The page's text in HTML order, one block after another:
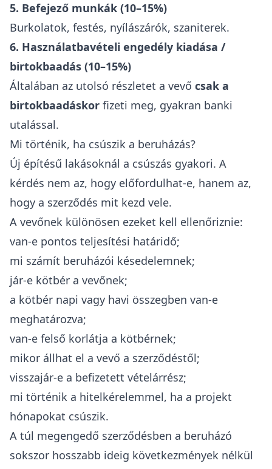
5. Befejező munkák (10–15%)
Burkolatok, festés, nyílászárók, szaniterek.
6. Használatbavételi engedély kiadása /
birtokbaadás (10–15%)
Általában az utolsó részletet a vevő csak a
birtokbaadáskor fizeti meg, gyakran banki
utalással.
Mi történik, ha csúszik a beruházás?
Új építésű lakásoknál a csúszás gyakori. A
kérdés nem az, hogy előfordulhat-e, hanem az,
hogy a szerződés mit kezd vele.
A vevőnek különösen ezeket kell ellenőriznie:
van-e pontos teljesítési határidő;
mi számít beruházói késedelemnek;
jár-e kötbér a vevőnek;
a kötbér napi vagy havi összegben van-e
meghatározva;
van-e felső korlátja a kötbérnek;
mikor állhat el a vevő a szerződéstől;
visszajár-e a befizetett vételárrész;
mi történik a hitelkérelemmel, ha a projekt
hónapokat csúszik.
A túl megengedő szerződésben a beruházó
sokszor hosszabb ideig következmények nélkül